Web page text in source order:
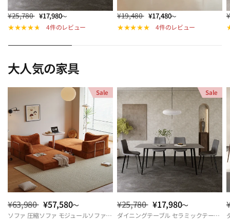
¥25,780 ¥17,980～
4件のレビュー
¥19,480 ¥17,480～
4件のレビュー
大人気の家具
Sale
¥63,980 ¥57,580～
ソファ 圧縮ソファ モジュールソファ ソファベッド ダブル モジュール式ソファ 圧縮ソファーベッド 折りたたみソファベッド 来客対応 北欧 おしゃれ リビング 多機能 快適座面 hemw-5426
Sale
¥25,780 ¥17,980～
ダイニングテーブル セラミックテーブル 幅140cm 幅160cm 4人掛け 6人掛け 北欧風 モダン 長方形 食卓テーブル おしゃれ リビング カフェ風 ダイニングセット対応 9513-604hs